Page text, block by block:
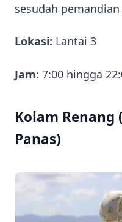
sesudah
Lokasi: Lantai 3
Jam: 7:00 hingga
Kolam Renang
Panas)